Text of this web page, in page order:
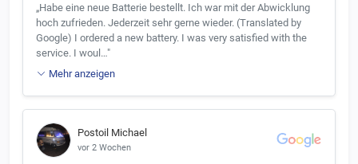
„Habe eine neue Batterie bestellt. Ich war mit der Abwicklung
hoch zufrieden. Jederzeit sehr gerne wieder. (Translated by
Google) I ordered a new battery. I was very satisfied with the
service. I woul…"
Mehr anzeigen
Postoil Michael
vor 2 Wochen